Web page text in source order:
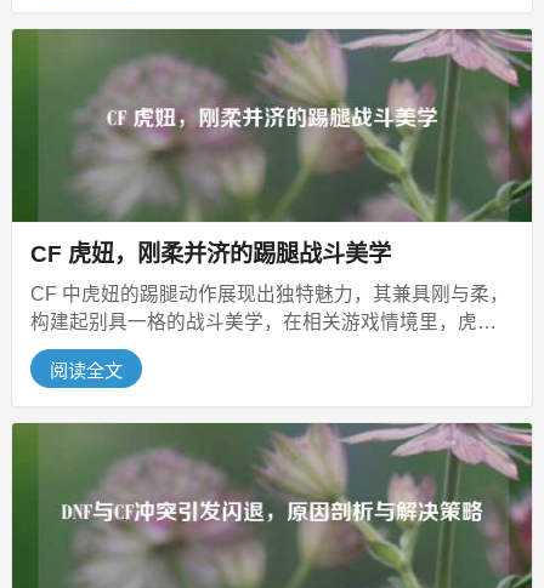
CF 虎妞，刚柔并济的踢腿战斗美学
CF 中虎妞的踢腿动作展现出独特魅力，其兼具刚与柔，
构建起别具一格的战斗美学，在相关游戏情境里，虎妞
的这一动作利落且富有力量感，...
阅读全文